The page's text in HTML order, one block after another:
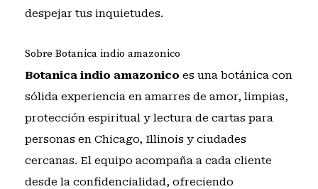
despejar tus inquietudes.
Sobre Botanica indio amazonico
Botanica indio amazonico es una botánica con
sólida experiencia en amarres de amor, limpias,
protección espiritual y lectura de cartas para
personas en Chicago, Illinois y ciudades
cercanas. El equipo acompaña a cada cliente
desde la confidencialidad, ofreciendo